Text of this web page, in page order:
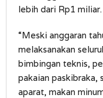
lebih dari Rp1 miliar.
“Meski anggaran
melaksanakan
bimbingan teknis,
pakaian paskibraka,
aparat, makan